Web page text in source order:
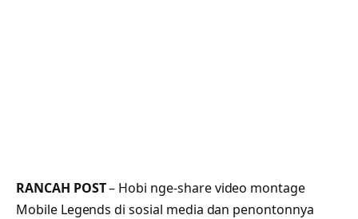
RANCAH POST– Hobi nge-share video montage
Mobile Legends di sosial media dan penontonnya